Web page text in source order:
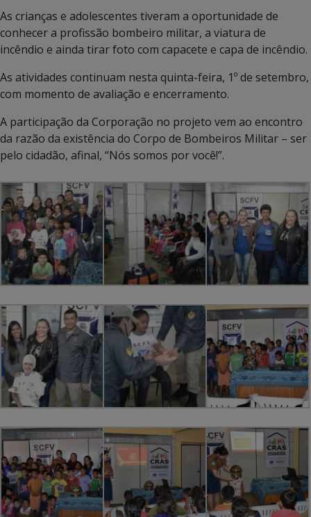
As crianças e adolescentes tiveram a oportunidade de
conhecer a profissão bombeiro militar, a viatura de
incêndio e ainda tirar foto com capacete e capa de incêndio.
As atividades continuam nesta quinta-feira, 1º de setembro,
com momento de avaliação e encerramento.
A participação da Corporação no projeto vem ao encontro
da razão da existência do Corpo de Bombeiros Militar – ser
pelo cidadão, afinal, “Nós somos por você!”.